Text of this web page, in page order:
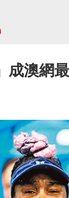
成澳網